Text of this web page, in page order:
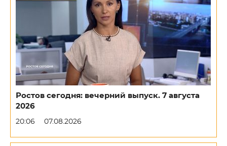
Ростов сегодня: вечерний выпуск. 7 августа
2026
20:06 07.08.2026